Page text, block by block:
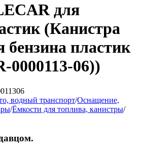
для
(Канистра
пластик
0000113-06))
водный транспорт/Оснащение,
/Ёмкости для топлива, канистры/